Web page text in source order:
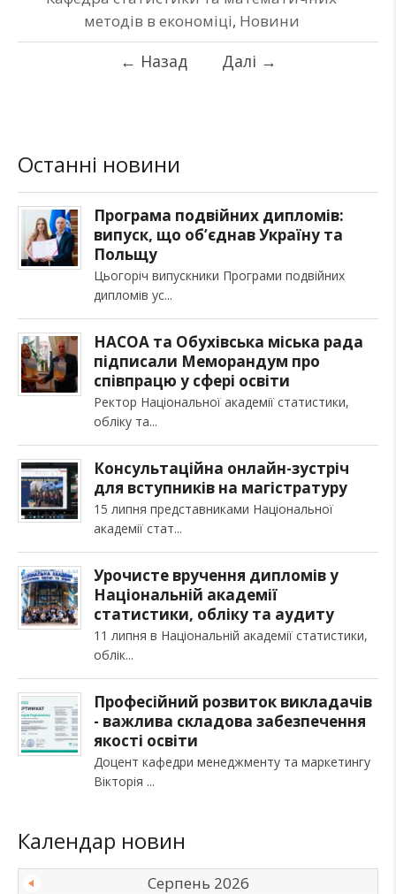
методів в економіці, Новини
← Назад Далі →
Останні новини
Програма подвійних дипломів:
випуск, що об’єднав Україну та
Польщу
Цьогоріч випускники Програми подвійних
дипломів ус
НАСОА та Обухівська міська рада
підписали Меморандум про
співпрацю у сфері освіти
Ректор Національної академії статистики,
обліку та
Консультаційна онлайн-зустріч
для вступників на магістратуру
15 липня представниками Національної
академії стат
Урочисте вручення дипломів у
Національній академії
статистики, обліку та аудиту
11 липня в Національній академії статистики,
облік
Професійний розвиток викладачів
- важлива складова забезпечення
якості освіти
Доцент кафедри менеджменту та маркетингу
Вікторія
Календар новин
Серпень 2026